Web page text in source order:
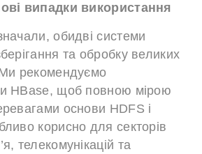
випадки використання
обидві системи
та обробку великих
рекомендуємо
HBase, щоб повною мірою
основи HDFS і
корисно для секторів
телекомунікацій та